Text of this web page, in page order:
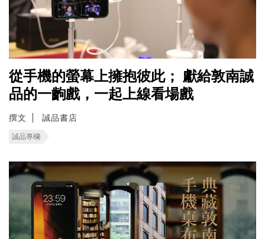
從手機的螢幕上擁抱彼此； 獻給敦南誠
品的一齣戲，一起上線看場戲
撰文 誠品書店
誠品專欄